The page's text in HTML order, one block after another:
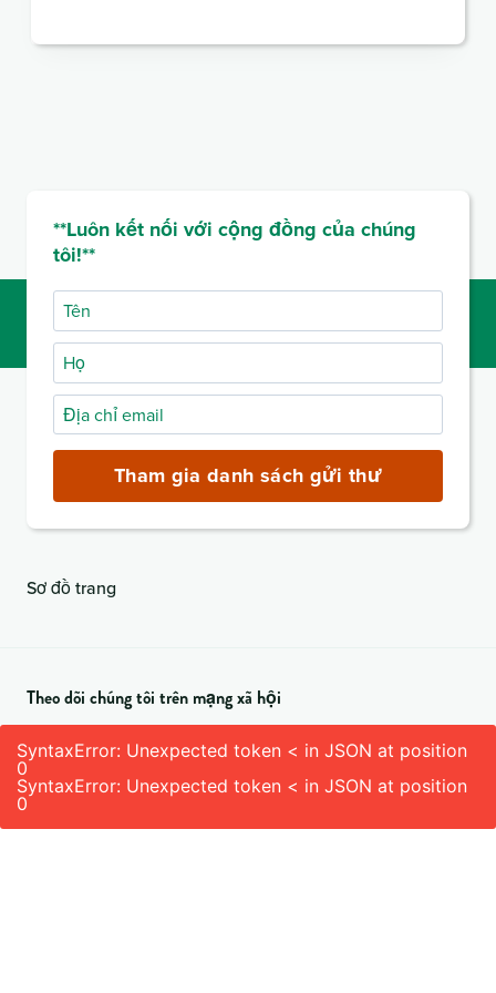
**Luôn kết nối với cộng đồng của chúng
tôi!**
Tên
Họ
Địa
chỉ
(bắt
buộc)
Tham gia danh sách gửi thư
Sơ đồ trang
Theo dõi chúng tôi trên mạng xã hội
SyntaxError: Unexpected token < in JSON at position
0
SyntaxError: Unexpected token < in JSON at position
0